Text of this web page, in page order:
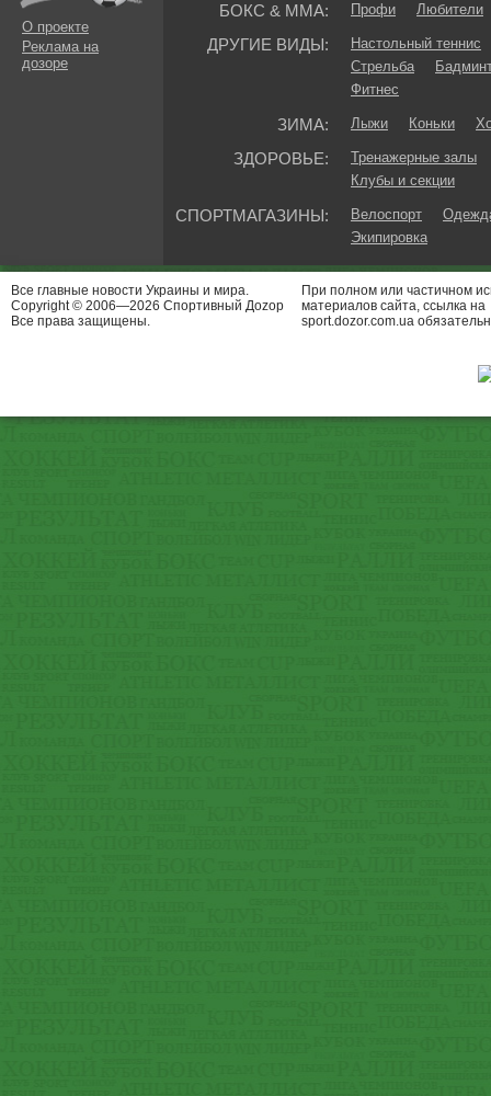
О проекте
Реклама на
дозоре
БОКС & ММА: Профи Любители
ДРУГИЕ ВИДЫ:
Настольный теннис
Стрельба
Фитнес
ЗИМА: Лыжи Коньки
ЗДОРОВЬЕ:
Тренажерные залы
Клубы и секции
СПОРТМАГАЗИНЫ: Велоспорт
Экипировка
Все главные новости Украины и мира.
Copyright © 2006—2026 Спортивный Доzор
Все права защищены.
При полном или частичном
материалов сайта, ссылка на
sport.dozor.com.ua